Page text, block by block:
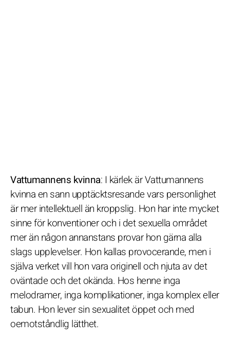
Vattumannens kvinna: I kärlek är Vattumannens
kvinna en sann upptäcktsresande vars personlighet
är mer intellektuell än kroppslig. Hon har inte mycket
sinne för konventioner och i det sexuella området
mer än någon annanstans provar hon gärna alla
slags upplevelser. Hon kallas provocerande, men i
själva verket vill hon vara originell och njuta av det
oväntade och det okända. Hos henne inga
melodramer, inga komplikationer, inga komplex eller
tabun. Hon lever sin sexualitet öppet och med
oemotståndlig lätthet.